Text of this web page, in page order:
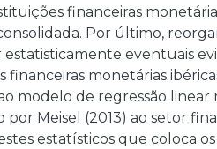
financeiras
Por último,
eventuais
monetárias
modelo de regressão
Meisel (2013) ao setor
estatísticos que coloca